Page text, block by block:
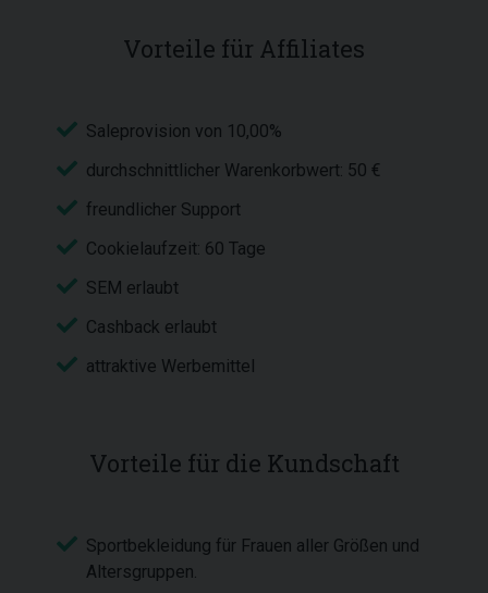
Vorteile für Affiliates
Saleprovision von 10,00%
durchschnittlicher Warenkorbwert: 50 €
freundlicher Support
Cookielaufzeit: 60 Tage
SEM erlaubt
Cashback erlaubt
attraktive Werbemittel
Vorteile für die Kundschaft
Sportbekleidung für Frauen aller Größen und
Altersgruppen.